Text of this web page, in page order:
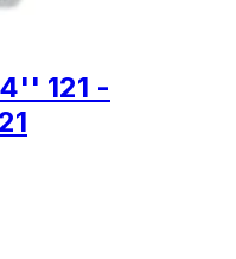
121 -